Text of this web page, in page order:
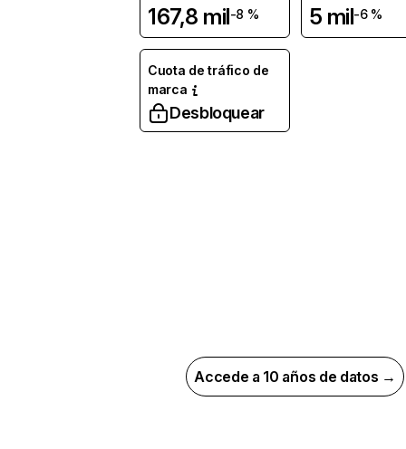
167,8 mil-8 % 5 mil-6 %
Cuota de tráfico de
marca
Desbloquear
Accede a 10 años de datos →